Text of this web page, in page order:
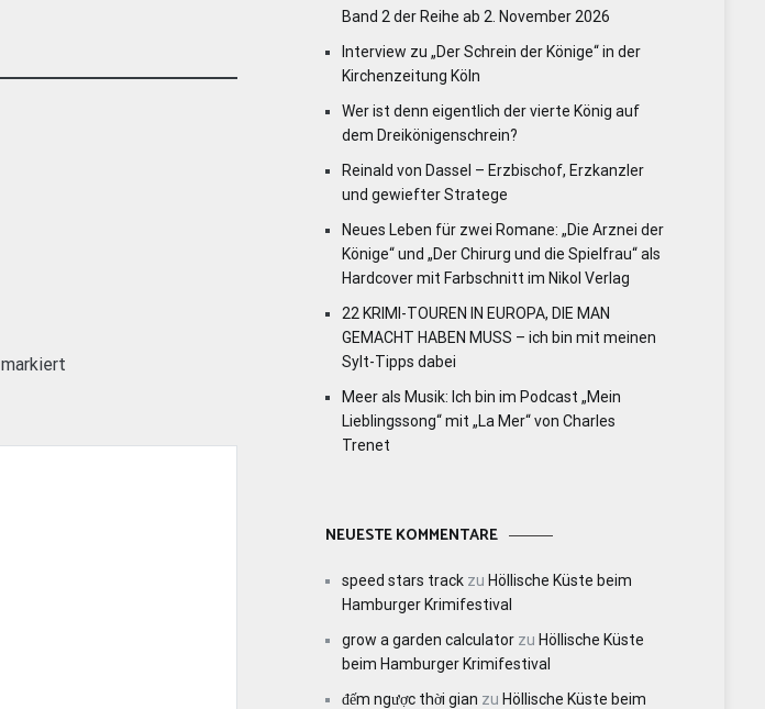
markiert
Band 2 der Reihe ab 2. November 2026
Interview zu „Der Schrein der Könige“ in der
Kirchenzeitung Köln
Wer ist denn eigentlich der vierte König auf
dem Dreikönigenschrein?
Reinald von Dassel – Erzbischof, Erzkanzler
und gewiefter Stratege
Neues Leben für zwei Romane: „Die Arznei der
Könige“ und „Der Chirurg und die Spielfrau“ als
Hardcover mit Farbschnitt im Nikol Verlag
22 KRIMI-TOUREN IN EUROPA, DIE MAN
GEMACHT HABEN MUSS – ich bin mit meinen
Sylt-Tipps dabei
Meer als Musik: Ich bin im Podcast „Mein
Lieblingssong“ mit „La Mer“ von Charles
Trenet
NEUESTE KOMMENTARE
speed stars track zu Höllische Küste beim
Hamburger Krimifestival
grow a garden calculator zu Höllische Küste
beim Hamburger Krimifestival
đếm ngược thời gian zu Höllische Küste beim